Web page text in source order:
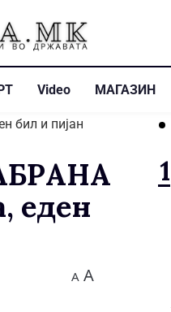
Video МАГАЗИН
еден
A A